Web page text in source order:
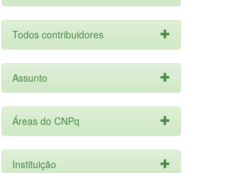
Todos contribuidores
Assunto
Áreas do CNPq
Instituição